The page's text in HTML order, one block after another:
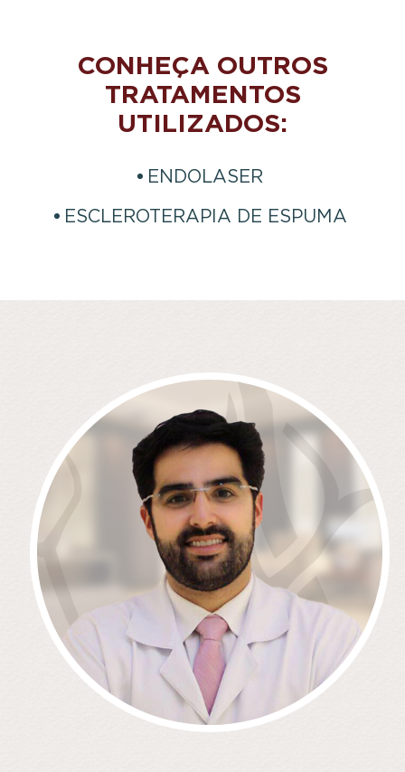
CONHEÇA OUTROS
TRATAMENTOS
UTILIZADOS:
ENDOLASER
ESCLEROTERAPIA DE ESPUMA